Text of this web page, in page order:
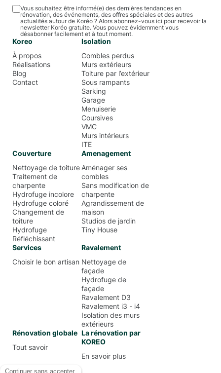
Vous souhaitez être informé(e) des dernières tendances en
rénovation, des événements, des offres spéciales et des autres
actualités autour de Koréo ? Alors abonnez-vous ici pour recevoir la
newsletter Koréo gratuite. Vous pouvez évidemment vous
désabonner facilement et à tout moment.
Koreo
À propos
Réalisations
Blog
Contact
Isolation
Combles perdus
Murs extérieurs
Toiture par l’extérieur
Sous rampants
Sarking
Garage
Menuiserie
Coursives
VMC
Murs intérieurs
ITE
Couverture
Nettoyage de toiture
Traitement de
charpente
Hydrofuge incolore
Hydrofuge coloré
Changement de
toiture
Hydrofuge
Réfléchissant
Amenagement
Aménager ses
combles
Sans modification de
charpente
Agrandissement de
maison
Studios de jardin
Tiny House
Services
Choisir le bon artisan
Ravalement
Nettoyage de
façade
Hydrofuge de
façade
Ravalement D3
Ravalement i3 - i4
Isolation des murs
extérieurs
Rénovation globale
Tout savoir
La rénovation par
KOREO
En savoir plus